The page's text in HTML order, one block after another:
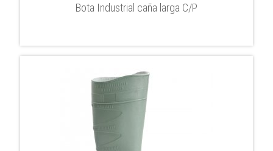
Bota Industrial caña larga C/P